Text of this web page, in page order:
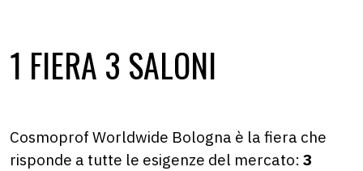
1 FIERA 3 SALONI
Cosmoprof Worldwide Bologna è la fiera che
risponde a tutte le esigenze del mercato: 3